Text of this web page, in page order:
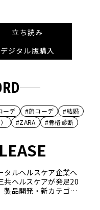
立ち読み
デジタル版購入
ーデ #旅コーデ
#結婚
#ZARA #骨格診断
タルヘルスケア企業へ
共ヘルスケアが発足20
製品開発・新カテゴリ
統合時のエピソード